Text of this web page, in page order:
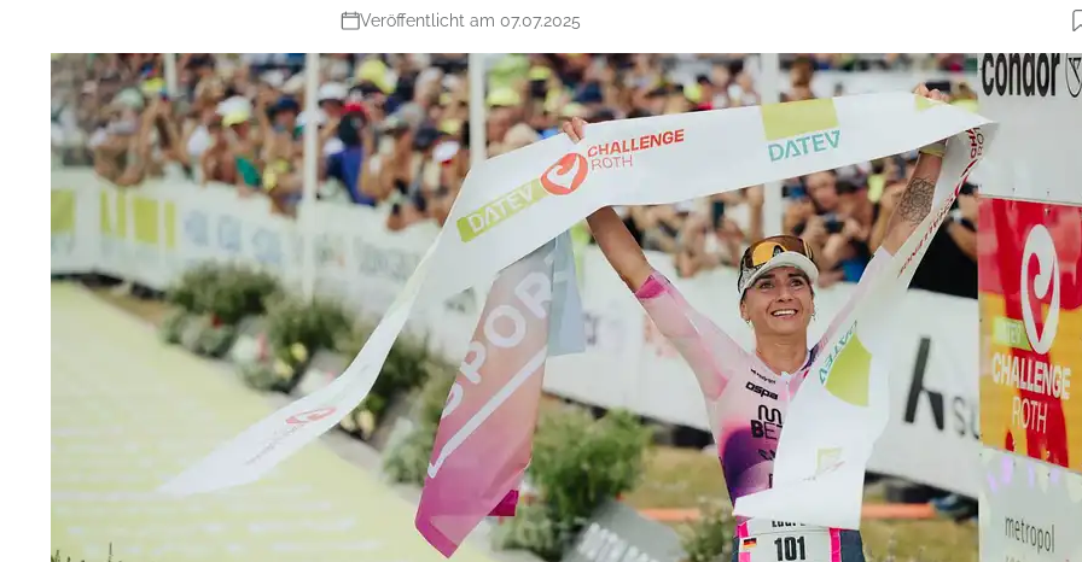
Veröffentlicht am 07.07.2025